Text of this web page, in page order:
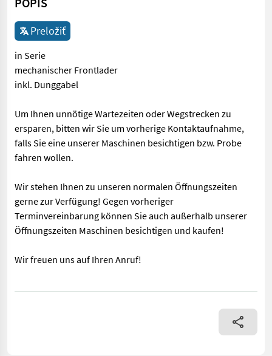
Preložiť
in Serie
mechanischer Frontlader
inkl. Dunggabel
Um Ihnen unnötige Wartezeiten oder Wegstrecken zu
ersparen, bitten wir Sie um vorherige Kontaktaufnahme,
falls Sie eine unserer Maschinen besichtigen bzw. Probe
fahren wollen.
Wir stehen Ihnen zu unseren normalen Öffnungszeiten
gerne zur Verfügung! Gegen vorheriger
Terminvereinbarung können Sie auch außerhalb unserer
Öffnungszeiten Maschinen besichtigen und kaufen!
Wir freuen uns auf Ihren Anruf!
in Serie mechanischer Frontlader inkl. Dunggabel Um Ihnen